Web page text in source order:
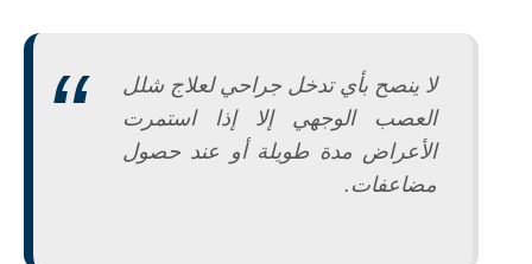
لا ينصح بأي تدخل جراحي لعلاج شلل
العصب الوجهي إلا إذا استمرت
الأعراض مدة طويلة أو عند حصول
مضاعفات.